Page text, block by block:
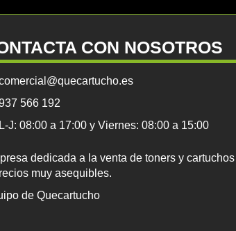
CON NOSOTROS
566 192
L-J: 08:00 a 17:00 y Viernes: 08:00 a 15:00
dedicada a la venta de toners y cartuchos
muy asequibles.
de Quecartucho